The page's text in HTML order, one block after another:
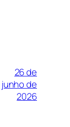
26 de
junho de
2026